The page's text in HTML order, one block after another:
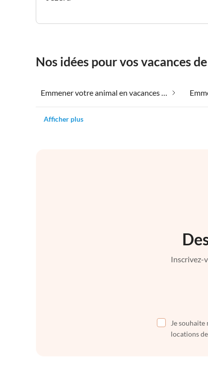
Nos idées pour vos vacances
Afficher plus
Inscrivez-
Je
locations